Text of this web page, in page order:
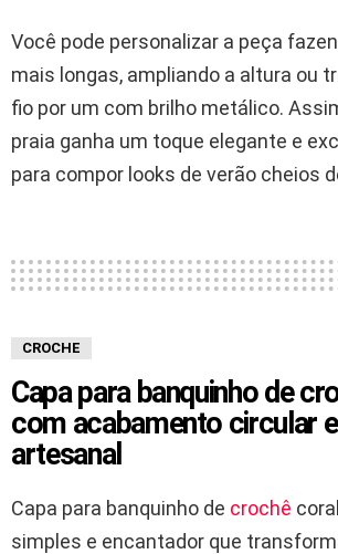
Você pode personalizar a peça
mais longas, ampliando a altura ou
fio por um com brilho metálico.
praia ganha um toque elegante e
para compor looks de verão cheios
CROCHE
Capa para banquinho de
com acabamento circular
artesanal
Capa para banquinho de crochê
simples e encantador que